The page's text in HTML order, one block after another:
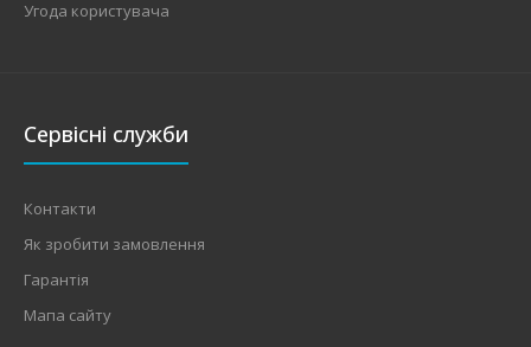
Угода користувача
Сервісні служби
Контакти
Як зробити замовлення
Гарантія
Мапа сайту